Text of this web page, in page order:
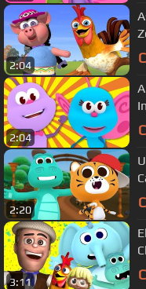
2:04
2:04
2:20
3:11